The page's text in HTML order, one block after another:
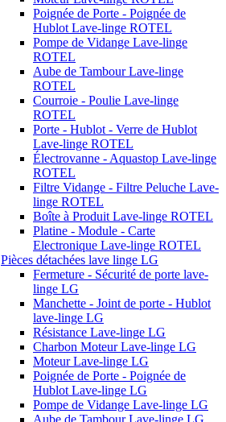
Poignée de Porte - Poignée de
Hublot Lave-linge ROTEL
Pompe de Vidange Lave-linge
ROTEL
Aube de Tambour Lave-linge
ROTEL
Courroie - Poulie Lave-linge
ROTEL
Porte - Hublot - Verre de Hublot
Lave-linge ROTEL
Électrovanne - Aquastop Lave-linge
ROTEL
Filtre Vidange - Filtre Peluche Lave-
linge ROTEL
Boîte à Produit Lave-linge ROTEL
Platine - Module - Carte
Electronique Lave-linge ROTEL
Pièces détachées lave linge LG
Fermeture - Sécurité de porte lave-
linge LG
Manchette - Joint de porte - Hublot
lave-linge LG
Résistance Lave-linge LG
Charbon Moteur Lave-linge LG
Moteur Lave-linge LG
Poignée de Porte - Poignée de
Hublot Lave-linge LG
Pompe de Vidange Lave-linge LG
Aube de Tambour Lave-linge LG